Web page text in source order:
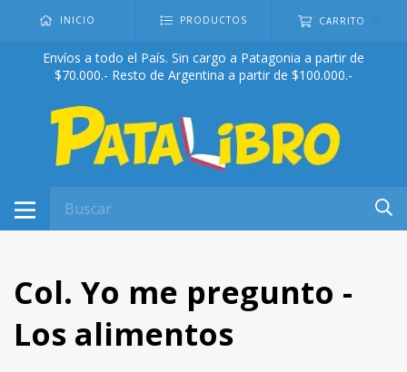
INICIO PRODUCTOS CARRITO
Envíos a todo el País. Sin cargo a Patagonia a partir de
$70.000.- Resto de Argentina a partir de $100.000.-
Col. Yo me pregunto -
Los alimentos